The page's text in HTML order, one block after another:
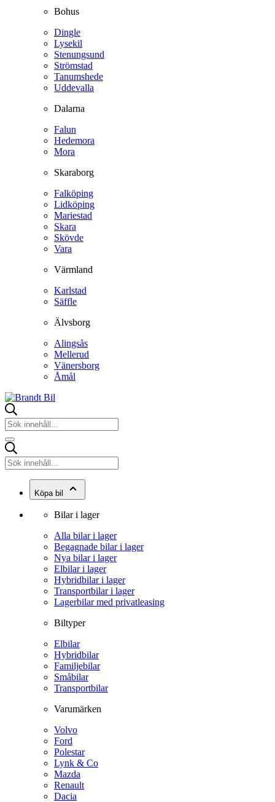
Bohus
Dingle
Lysekil
Stenungsund
Strömstad
Tanumshede
Uddevalla
Dalarna
Falun
Hedemora
Mora
Skaraborg
Falköping
Lidköping
Mariestad
Skara
Skövde
Vara
Värmland
Karlstad
Säffle
Älvsborg
Alingsås
Mellerud
Vänersborg
Åmål
Köpa bil
Bilar i lager
Alla bilar i lager
Begagnade bilar i lager
Nya bilar i lager
Elbilar i lager
Hybridbilar i lager
Transportbilar i lager
Lagerbilar med privatleasing
Biltyper
Elbilar
Hybridbilar
Familjebilar
Småbilar
Transportbilar
Varumärken
Volvo
Ford
Polestar
Lynk & Co
Mazda
Renault
Dacia